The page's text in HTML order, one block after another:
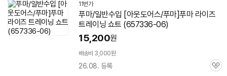
11번가
푸마/일반수입 [아웃도어스/푸마]푸마 라이즈
트레이닝 쇼트 (657336-06)
15,200원
배송비 3,000원
26.08. 등록
관